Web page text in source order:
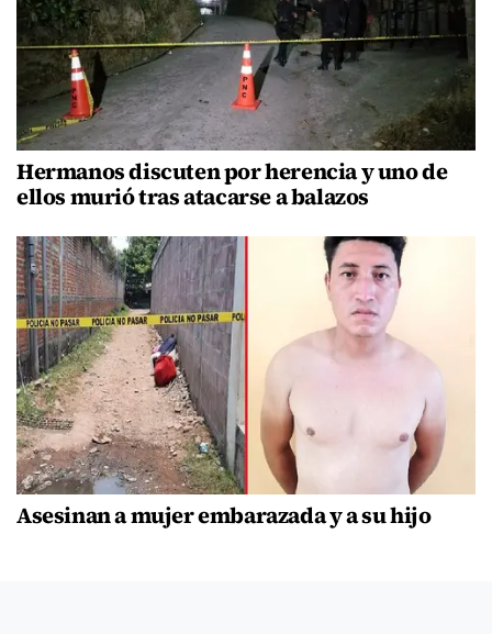
Hermanos discuten por herencia y uno de
ellos murió tras atacarse a balazos
Asesinan a mujer embarazada y a su hijo